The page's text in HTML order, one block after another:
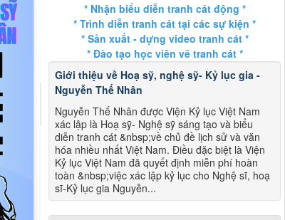
* Nhận biểu diễn tranh cát động *
* Trình diễn tranh cát tại các sự kiện *
* Sản xuất - dựng video tranh cát *
* Đào tạo học viên vẽ tranh cát *
Giới thiệu về Hoạ sỹ, nghệ sỹ- Kỷ lục gia -
Nguyễn Thế Nhân
Nguyễn Thế Nhân được Viện Kỷ lục Việt Nam
xác lập là Hoạ sỹ- Nghệ sỹ sáng tạo và biểu
diễn tranh cát &nbsp;về chủ đề lịch sử và văn
hóa nhiều nhất Việt Nam. Điều đặc biệt là Viện
Kỷ lục Việt Nam đã quyết định miễn phí hoàn
toàn &nbsp;việc xác lập kỷ lục cho Nghệ sĩ, hoạ
sĩ-Kỷ lục gia Nguyễn...